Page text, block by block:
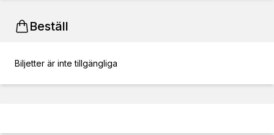
Beställ
Biljetter är inte tillgängliga